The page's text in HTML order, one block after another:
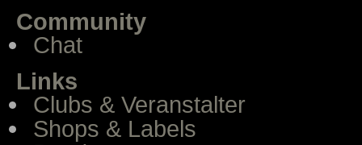
Community
Chat
Links
Clubs & Veranstalter
Shops & Labels